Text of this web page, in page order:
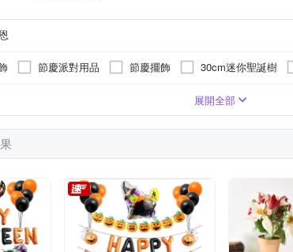
節慶派對用品 節慶擺飾 30cm迷你聖誕樹
展開全部